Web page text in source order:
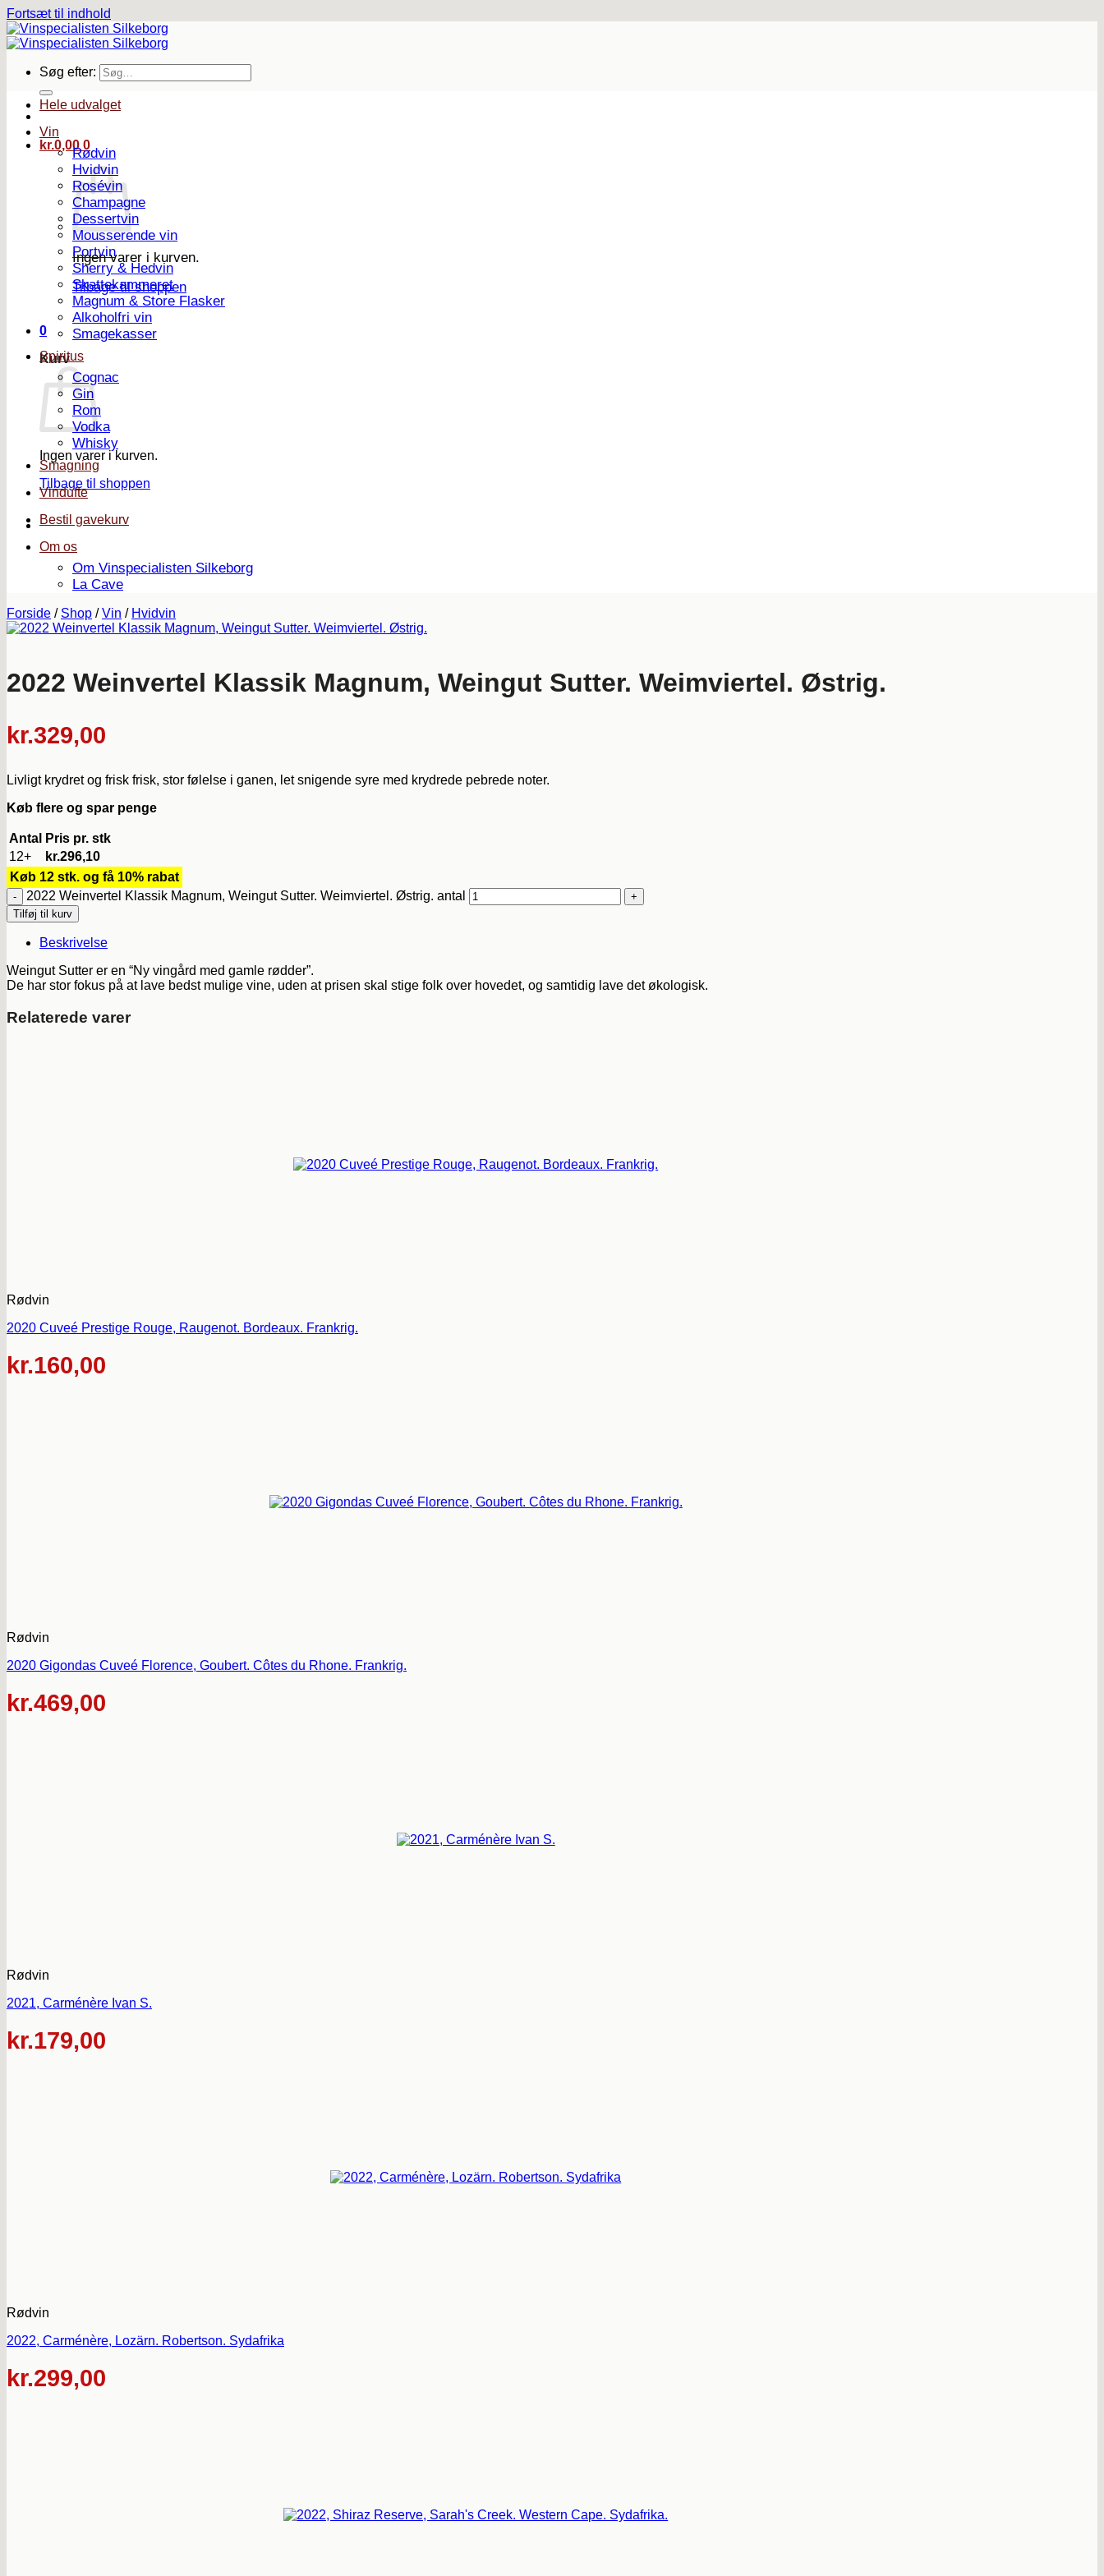
Fortsæt til indhold
Søg efter:
kr.0,00 0
Ingen varer i kurven.
Tilbage til shoppen
0
Kurv
Ingen varer i kurven.
Tilbage til shoppen
Hele udvalget
Vin
Rødvin
Hvidvin
Rosévin
Champagne
Dessertvin
Mousserende vin
Portvin
Sherry & Hedvin
Skattekammeret
Magnum & Store Flasker
Alkoholfri vin
Smagekasser
Spiritus
Cognac
Gin
Rom
Vodka
Whisky
Smagning
Vindufte
Bestil gavekurv
Om os
Om Vinspecialisten Silkeborg
La Cave
Forside / Shop / Vin / Hvidvin
2022 Weinvertel Klassik Magnum, Weingut Sutter. Weimviertel. Østrig.
kr.329,00
Livligt krydret og frisk frisk, stor følelse i ganen, let snigende syre med krydrede pebrede noter.
Køb flere og spar penge
Antal
Pris pr. stk
12+
kr.296,10
Køb 12 stk. og få 10% rabat
2022 Weinvertel Klassik Magnum, Weingut Sutter. Weimviertel. Østrig. antal
Tilføj til kurv
Beskrivelse
Weingut Sutter er en “Ny vingård med gamle rødder”.
De har stor fokus på at lave bedst mulige vine, uden at prisen skal stige folk over hovedet, og samtidig lave det økologisk.
Relaterede varer
Rødvin
2020 Cuveé Prestige Rouge, Raugenot. Bordeaux. Frankrig.
kr.160,00
Rødvin
2020 Gigondas Cuveé Florence, Goubert. Côtes du Rhone. Frankrig.
kr.469,00
Rødvin
2021, Carménère Ivan S.
kr.179,00
Rødvin
2022, Carménère, Lozärn. Robertson. Sydafrika
kr.299,00